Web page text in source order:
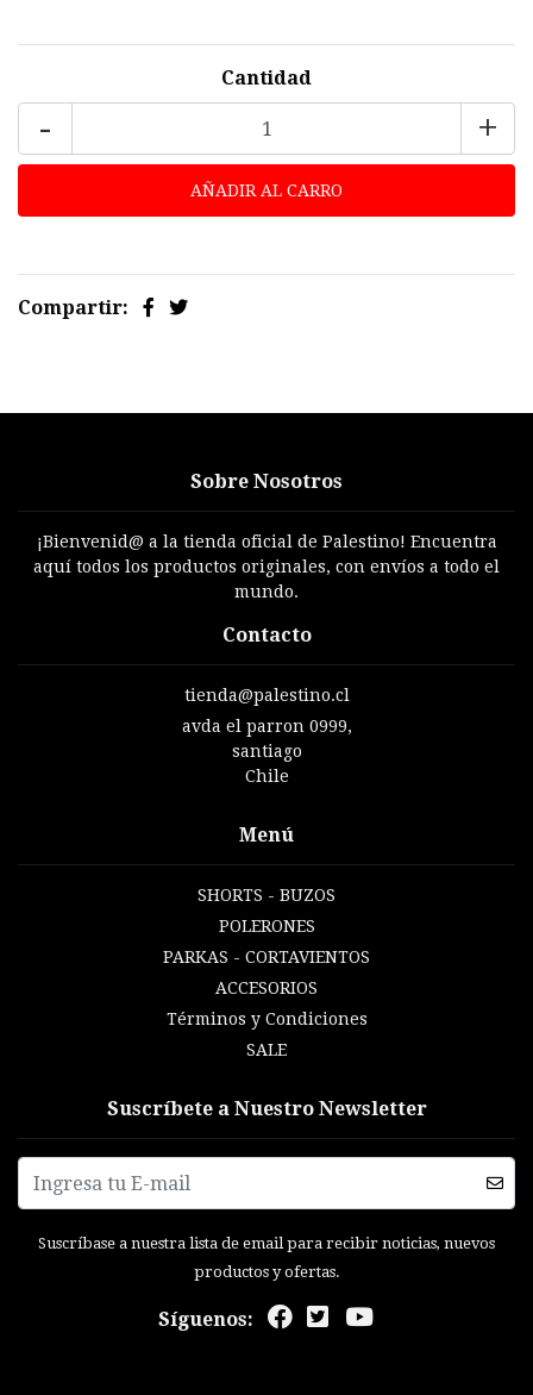
Cantidad
- +
Compartir:
Sobre Nosotros
¡Bienvenid@ a la tienda oficial de Palestino! Encuentra
aquí todos los productos originales, con envíos a todo el
mundo.
Contacto
tienda@palestino.cl
avda el parron 0999,
santiago
Chile
Menú
SHORTS - BUZOS
POLERONES
PARKAS - CORTAVIENTOS
ACCESORIOS
Términos y Condiciones
SALE
Suscríbete a Nuestro Newsletter
Suscríbase a nuestra lista de email para recibir noticias, nuevos
productos y ofertas.
Síguenos: